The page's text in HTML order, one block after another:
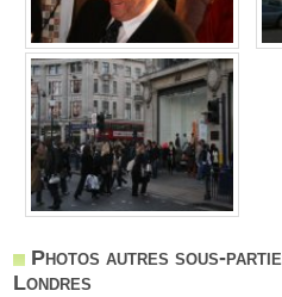
Photos autres sous-
Londres